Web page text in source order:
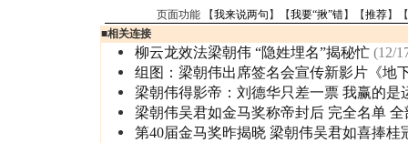
页面功能 【我来说两句 】【我要“揪”错】【推荐】
■相关连接
柳云龙效法梁朝伟 “隐姓埋名”揭秘忙 (12/
组图：梁朝伟出席签名会宣传新影片《地
梁朝伟得影帝：刘德华只差一票 我赢的是
梁朝伟吴君如金马奖称帝封后 完全名单 全
第40届金马奖昨揭晓 梁朝伟吴君如喜捧桂